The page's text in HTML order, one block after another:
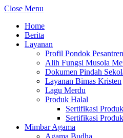
Close Menu
Home
Berita
Layanan
Profil Pondok
Alih Fungsi Musola
Dokumen Pindah
Layanan Bimas Kristen
Lagu Merdu
Produk Halal
Sertifikasi
Sertifikasi
Mimbar Agama
Agama Budha